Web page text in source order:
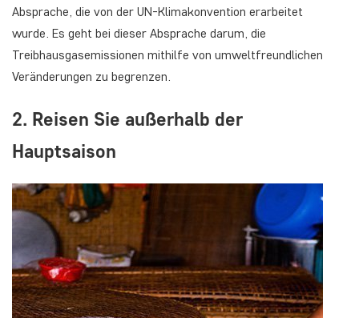
Absprache, die von der UN-Klimakonvention erarbeitet
wurde. Es geht bei dieser Absprache darum, die
Treibhausgasemissionen mithilfe von umweltfreundlichen
Veränderungen zu begrenzen.
2. Reisen Sie außerhalb der
Hauptsaison